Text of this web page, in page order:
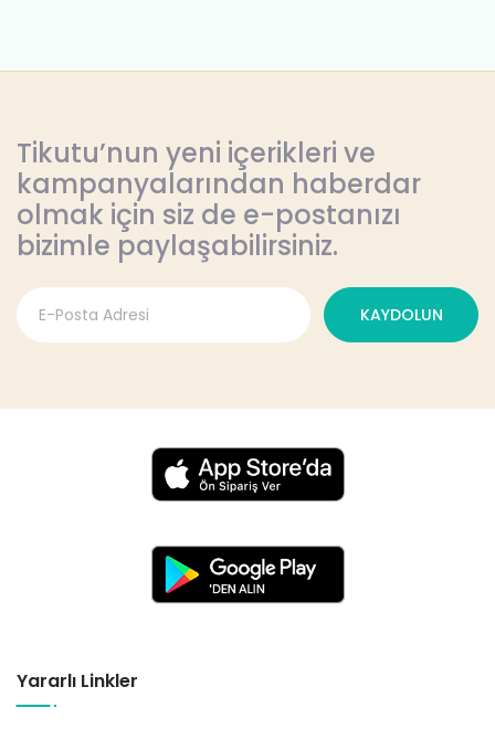
Tikutu’nun yeni içerikleri ve
kampanyalarından haberdar
olmak için siz de e-postanızı
bizimle paylaşabilirsiniz.
KAYDOLUN
Yararlı Linkler